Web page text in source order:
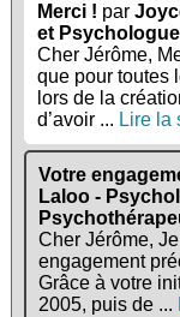
Merci ! par
et Psychologue
Cher Jérôme,
que pour toutes
lors de la
d’avoir ... Lire la
Votre
Laloo -
Cher Jérôme,
engagement
Grâce à votre
2005, puis de ...